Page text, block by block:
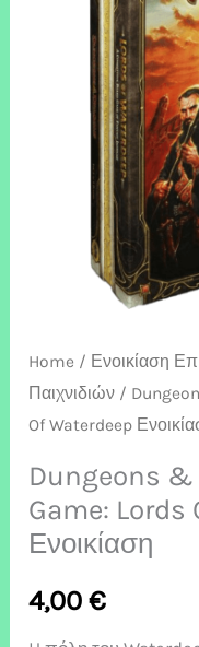
Home / Ενοικίαση
Παιχνιδιών /
Of Waterdeep
Dungeons &
Game: Lords
Ενοικίαση
4,00€
Waterdeep
Ενοικίαση
quantity